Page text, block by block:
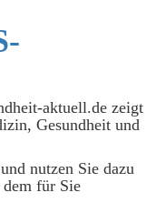
aktuell.de zeigt
Gesundheit und
nutzen Sie dazu
für Sie